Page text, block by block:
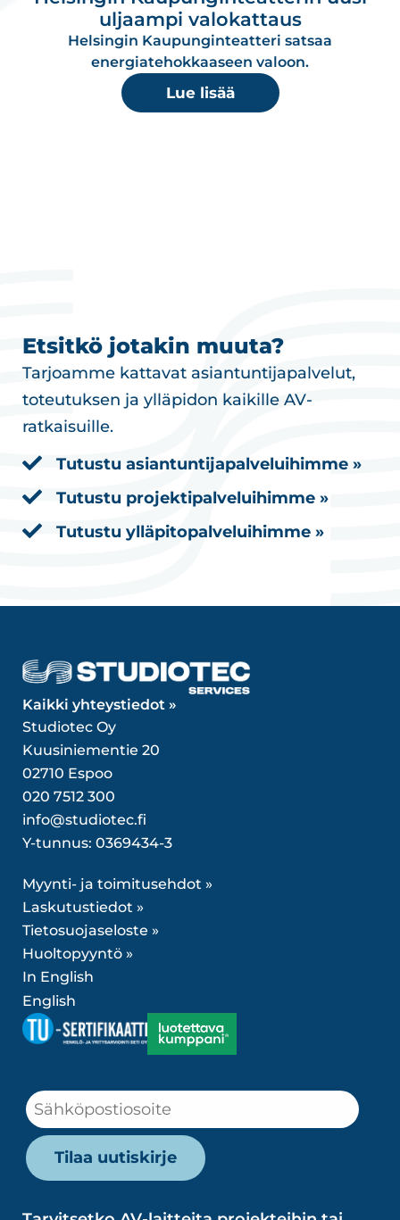
uljaampi valokattaus
Helsingin Kaupunginteatteri satsaa
energiatehokkaaseen valoon.
Lue lisää
Etsitkö jotakin muuta?
Tarjoamme kattavat asiantuntijapalvelut,
toteutuksen ja ylläpidon kaikille AV-
ratkaisuille.
Tutustu asiantuntijapalveluihimme »
Tutustu projektipalveluihimme »
Tutustu ylläpitopalveluihimme »
Kaikki yhteystiedot »
Studiotec Oy
Kuusiniementie 20
02710 Espoo
020 7512 300
info@studiotec.fi
Y-tunnus: 0369434-3
Myynti- ja toimitusehdot »
Laskutustiedot »
Tietosuojaseloste »
Huoltopyyntö »
In English
English